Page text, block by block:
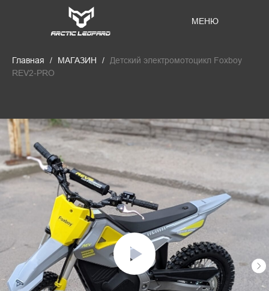
МЕНЮ
Главная МАГАЗИН
Детский электромотоцикл Foxboy
REV2-PRO